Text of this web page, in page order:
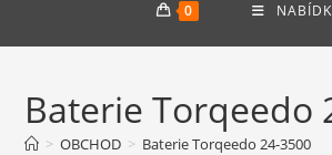
0
Baterie Torqeedo
> OBCHOD > Baterie Torqeedo 24-3500